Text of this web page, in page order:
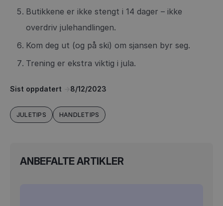
Butikkene er ikke stengt i 14 dager – ikke
overdriv julehandlingen.
Kom deg ut (og på ski) om sjansen byr seg.
Trening er ekstra viktig i jula.
Sist oppdatert 8/12/2023
JULETIPS HANDLETIPS
ANBEFALTE ARTIKLER